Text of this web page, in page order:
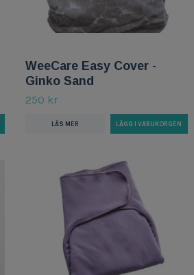
WeeCare Easy Cover -
Ginko Sand
250 kr
LÄS MER